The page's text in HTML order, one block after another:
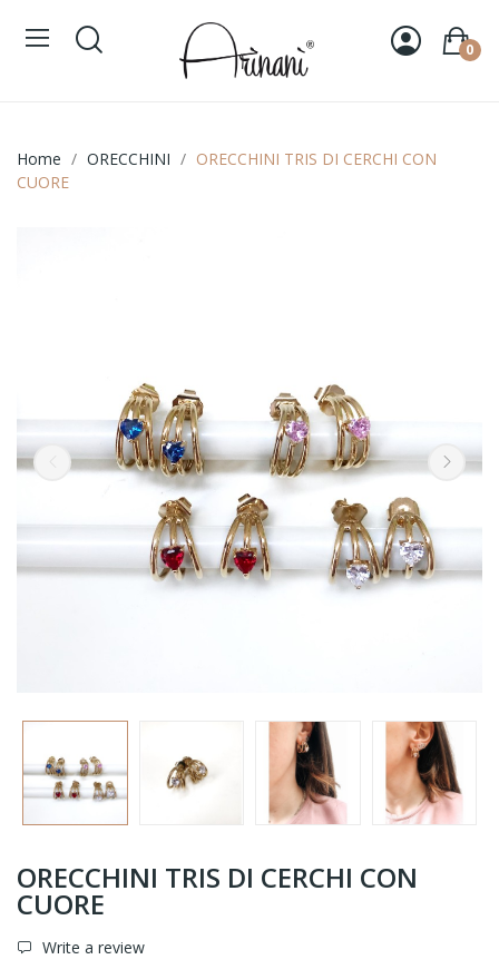
0
Home ORECCHINI
ORECCHINI TRIS DI CERCHI CON
CUORE
ORECCHINI TRIS DI CERCHI CON
CUORE
Write a review